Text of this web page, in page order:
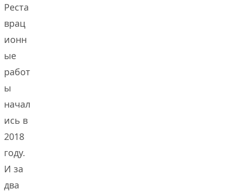
Реста
врац
ионн
ые
работ
ы
начал
ись в
2018
году.
И за
два